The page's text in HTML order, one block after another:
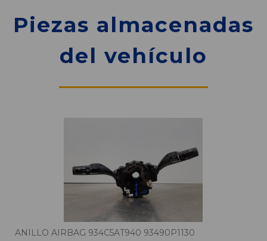
Piezas almacenadas
del vehículo
ANILLO AIRBAG 934C5AT940 93490P1130